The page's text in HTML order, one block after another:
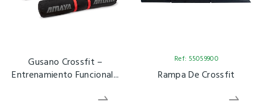
Gusano Crossfit –
Entrenamiento Funcional...
Ref: 55059900
Rampa De Crossfit